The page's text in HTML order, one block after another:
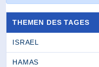
THEMEN DES TAGES
ISRAEL
HAMAS